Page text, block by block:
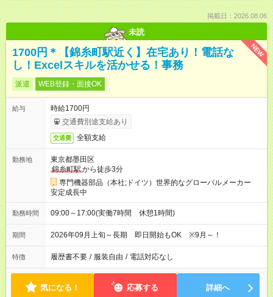
掲載日：2026.08.06
未読
NEW
1700円＊【錦糸町駅近く】在宅あり！電話な
し！Excelスキルを活かせる！事務
派遣 WEB登録・面接OK
給与
時給1700円
交通費別途支給あり
交通費 全額支給
勤務地
東京都墨田区
錦糸町駅から徒歩3分
専門機器部品（本社;ドイツ）世界的なグローバルメーカー
安定成長中
勤務時間 09:00～17:00(実働7時間 休憩1時間)
期間 2026年09月上旬～長期 即日開始もOK ※9月～！
特徴 履歴書不要 / 服装自由 / 電話対応なし
気になる！ 応募する 詳細へ